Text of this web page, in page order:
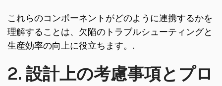
これらのコンポーネントがどのように連携するかを
理解することは、欠陥のトラブルシューティングと
生産効率の向上に役立ちます。.
2. 設計上の考慮事項とプロ